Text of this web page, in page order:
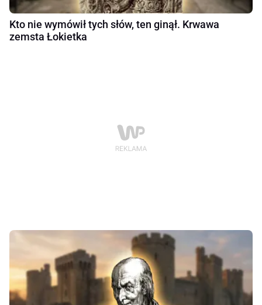
Kto nie wymówił tych słów, ten ginął. Krwawa
zemsta Łokietka